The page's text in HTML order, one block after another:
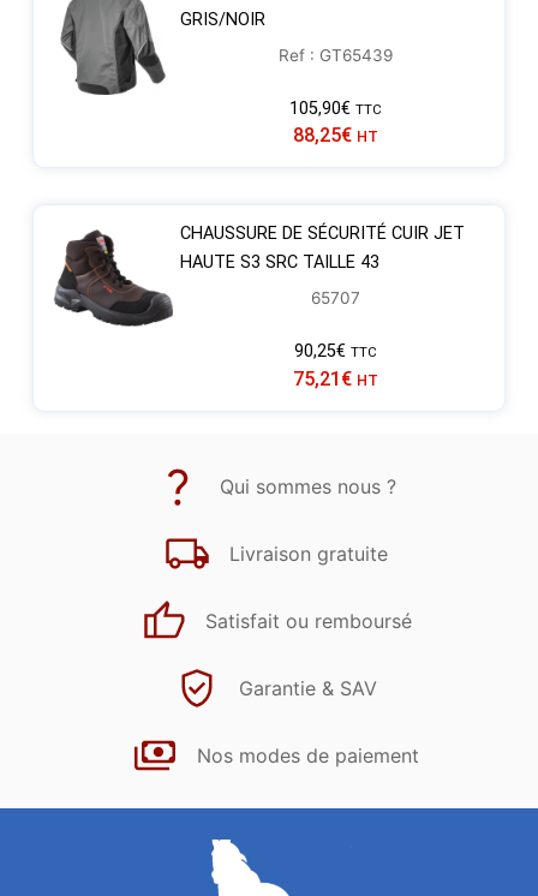
GRIS/NOIR
Ref : GT65439
105,90€ TTC
88,25€ HT
CHAUSSURE DE SÉCURITÉ CUIR JET
HAUTE S3 SRC TAILLE 43
65707
90,25€ TTC
75,21 € HT
Qui sommes nous ?
Livraison gratuite
Satisfait ou remboursé
Garantie & SAV
Nos modes de paiement